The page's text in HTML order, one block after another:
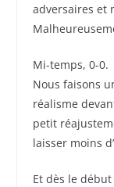
adversaires et
Mi-temps, 0-0.
Nous faisons
réalisme
petit
laisser moins
Et dès le